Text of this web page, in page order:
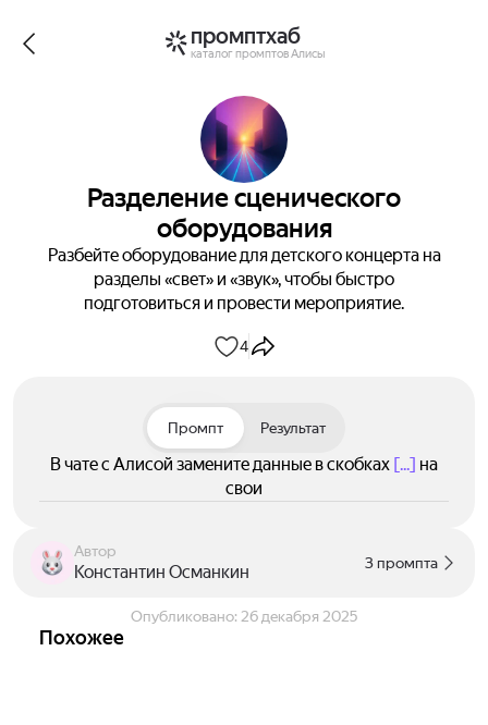
промптхаб
каталог промптов Алисы
Разделение сценического
оборудования
Разбейте оборудование для детского концерта на
разделы «свет» и «звук», чтобы быстро
подготовиться и провести мероприятие.
4
Промпт Результат
В чате с Алисой замените данные в скобках [...] на
свои
Автор
Константин Османкин 3 промпта
Опубликовано: 26 декабря 2025
Похожее